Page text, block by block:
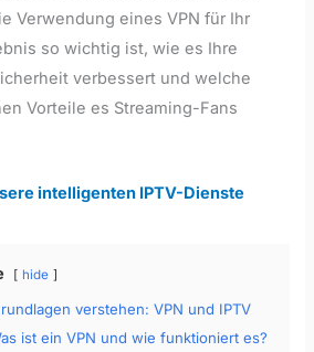
Verwendung eines VPN für Ihr
so wichtig ist, wie es Ihre
verbessert und welche
Vorteile es Streaming-Fans
intelligenten IPTV-Dienste
hide
verstehen: VPN und IPTV
ist ein VPN und wie funktioniert es?